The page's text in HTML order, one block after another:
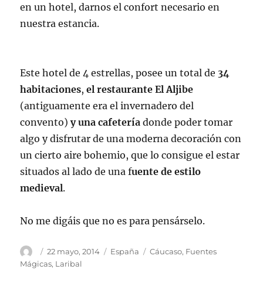
en un hotel, darnos el confort necesario en
nuestra estancia.
Este hotel de 4 estrellas, posee un total de 34
habitaciones,el restaurante El Aljibe
(antiguamente era el invernadero del
convento) y una cafetería donde poder tomar
algo y disfrutar de una moderna decoración con
un cierto aire bohemio, que lo consigue el estar
situados al lado de una fuente de estilo
medieval.
No me digáis que no es para pensárselo.
AutorPublicado
el
22 mayo, 2014 Categorías
España Etiquetas
Cáucaso, Fuentes
Mágicas, Laribal